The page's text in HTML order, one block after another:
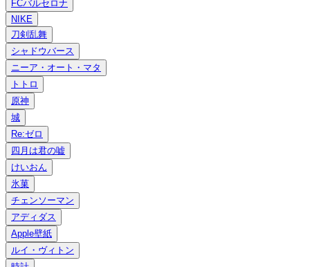
FCバルセロナ
NIKE
刀剣乱舞
シャドウバース
ニーア・オート・マタ
トトロ
原神
城
Re:ゼロ
四月は君の嘘
けいおん
氷菓
チェンソーマン
アディダス
Apple壁紙
ルイ・ヴィトン